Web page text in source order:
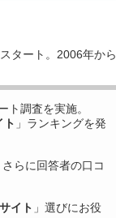
タート。2006年から
ト調査を実施。
ト 」ランキングを発
さらに回答者の口コ
イト 」選びにお役